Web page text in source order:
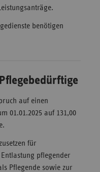
benötigen
auf einen
01.01.2025 auf 131,00
für
pflegender
Pflegende sowie zur